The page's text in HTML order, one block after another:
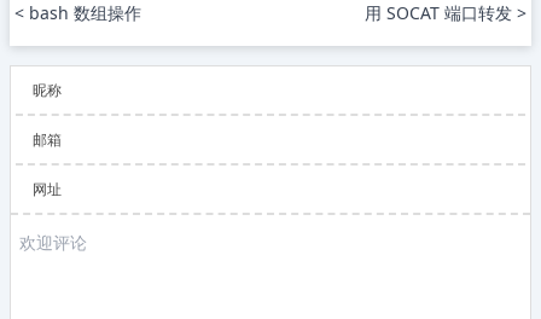
< bash 数组操作 用 SOCAT 端口转发 >
昵称
邮箱
网址